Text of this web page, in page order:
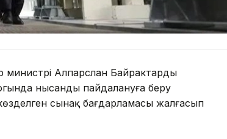
министрі Алпарслан Байрактардың
нысанды пайдалануға беру
сынақ бағдарламасы жалғасып